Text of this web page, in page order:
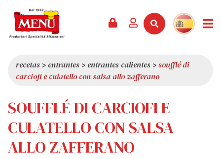
CATÁLOGO
SERVICIOS
ÚLTIMAS NOVEDADES
PREMIOS
RESEÑA DE LA PRENSA
QUIÉNES SOMOS
CALIDAD
VALORES
CURIOSIDADES
SHOWROOM
TRABAJA CON NOSOTROS
recetas >entrantes >entrantes calientes >soufflé di
carciofi e culatello con salsa allo zafferano
SOUFFLÉ DI CARCIOFI E
CULATELLO CON SALSA
ALLO ZAFFERANO